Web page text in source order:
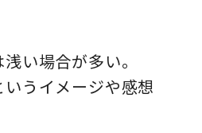
い場合が多い。
うイメージや感想